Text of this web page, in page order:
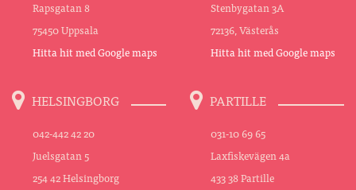
Rapsgatan 8
75450 Uppsala
Hitta hit med Google maps
Stenbygatan 3A
72136, Västerås
Hitta hit med Google maps
HELSINGBORG
042-442 42 20
Juelsgatan 5
254 42 Helsingborg
PARTILLE
031-10 69 65
Laxfiskevägen 4a
433 38 Partille